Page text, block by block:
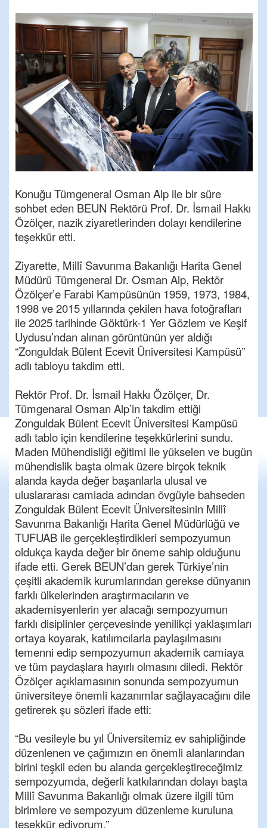
Konuğu Tümgeneral Osman Alp ile bir süre
sohbet eden BEUN Rektörü Prof. Dr. İsmail Hakkı
Özölçer, nazik ziyaretlerinden dolayı kendilerine
teşekkür etti.
Ziyarette, Millî Savunma Bakanlığı Harita Genel
Müdürü Tümgeneral Dr. Osman Alp, Rektör
Özölçer’e Farabi Kampüsünün 1959, 1973, 1984,
1998 ve 2015 yıllarında çekilen hava fotoğrafları
ile 2025 tarihinde Göktürk-1 Yer Gözlem ve Keşif
Uydusu’ndan alınan görüntünün yer aldığı
“Zonguldak Bülent Ecevit Üniversitesi Kampüsü”
adlı tabloyu takdim etti.
Rektör Prof. Dr. İsmail Hakkı Özölçer, Dr.
Tümgenaral Osman Alp’in takdim ettiği
Zonguldak Bülent Ecevit Üniversitesi Kampüsü
adlı tablo için kendilerine teşekkürlerini sundu.
Maden Mühendisliği eğitimi ile yükselen ve bugün
mühendislik başta olmak üzere birçok teknik
alanda kayda değer başarılarla ulusal ve
uluslararası camiada adından övgüyle bahseden
Zonguldak Bülent Ecevit Üniversitesinin Millî
Savunma Bakanlığı Harita Genel Müdürlüğü ve
TUFUAB ile gerçekleştirdikleri sempozyumun
oldukça kayda değer bir öneme sahip olduğunu
ifade etti. Gerek BEUN’dan gerek Türkiye’nin
çeşitli akademik kurumlarından gerekse dünyanın
farklı ülkelerinden araştırmacıların ve
akademisyenlerin yer alacağı sempozyumun
farklı disiplinler çerçevesinde yenilikçi yaklaşımları
ortaya koyarak, katılımcılarla paylaşılmasını
temenni edip sempozyumun akademik camiaya
ve tüm paydaşlara hayırlı olmasını diledi. Rektör
Özölçer açıklamasının sonunda sempozyumun
üniversiteye önemli kazanımlar sağlayacağını dile
getirerek şu sözleri ifade etti:
“Bu vesileyle bu yıl Üniversitemiz ev sahipliğinde
düzenlenen ve çağımızın en önemli alanlarından
birini teşkil eden bu alanda gerçekleştireceğimiz
sempozyumda, değerli katkılarından dolayı başta
Millî Savunma Bakanlığı olmak üzere ilgili tüm
birimlere ve sempozyum düzenleme kuruluna
teşekkür ediyorum.”